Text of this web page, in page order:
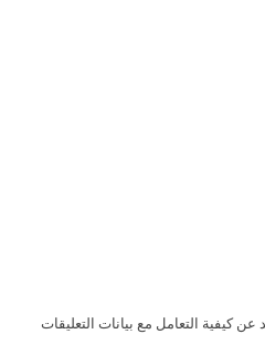
عن كيفية التعامل مع بيانات التعليقات